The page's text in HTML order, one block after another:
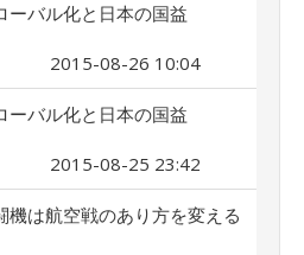
ーバル化と日本の国益
2015-08-26 10:04
ーバル化と日本の国益
2015-08-25 23:42
機は航空戦のあり方を変える